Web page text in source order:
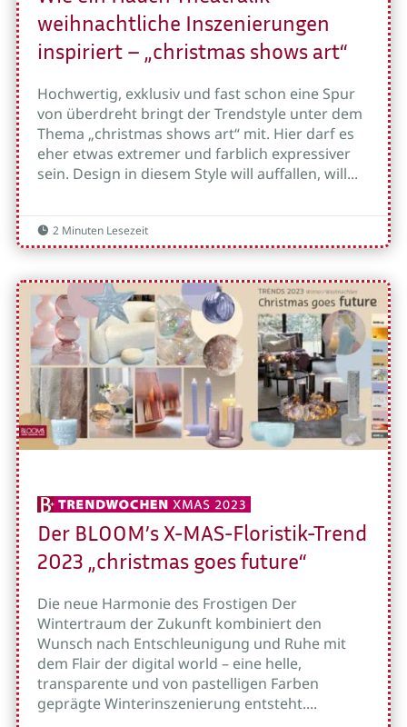
weihnachtliche Inszenierungen
inspiriert – „christmas shows art“
Hochwertig, exklusiv und fast schon eine Spur
von überdreht bringt der Trendstyle unter dem
Thema „christmas shows art“ mit. Hier darf es
eher etwas extremer und farblich expressiver
sein. Design in diesem Style will auffallen, will...
 2 Minuten Lesezeit
Der BLOOM’s X-MAS-Floristik-Trend
2023 „christmas goes future“
Die neue Harmonie des Frostigen Der
Wintertraum der Zukunft kombiniert den
Wunsch nach Entschleunigung und Ruhe mit
dem Flair der digital world – eine helle,
transparente und von pastelligen Farben
geprägte Winterinszenierung entsteht....